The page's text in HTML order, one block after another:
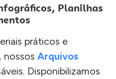
Planilhas
práticos e
nossos Arquivos
Disponibilizamos